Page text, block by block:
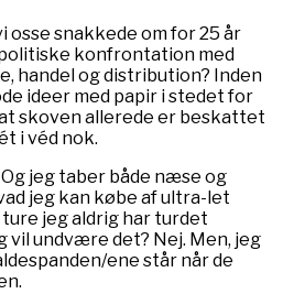
osse snakkede om for 25 år
konfrontation med
handel og distribution? Inden
ideer med papir i stedet for
skoven allerede er beskattet
i véd nok.
jeg taber både næse og
jeg kan købe af ultra-let
jeg aldrig har turdet
vil undvære det? Nej. Men, jeg
ene står når de